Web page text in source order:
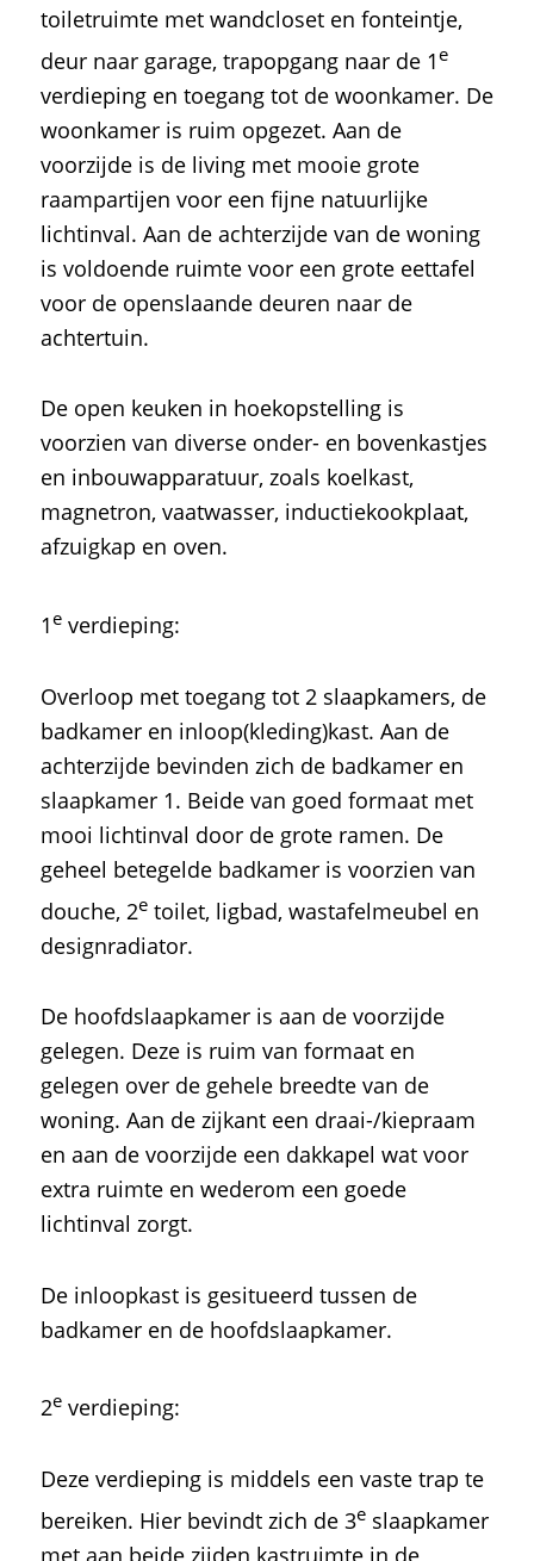
toiletruimte met wandcloset en fonteintje,
deur naar garage, trapopgang naar de 1e
verdieping en toegang tot de woonkamer. De
woonkamer is ruim opgezet. Aan de
voorzijde is de living met mooie grote
raampartijen voor een fijne natuurlijke
lichtinval. Aan de achterzijde van de woning
is voldoende ruimte voor een grote eettafel
voor de openslaande deuren naar de
achtertuin.
De open keuken in hoekopstelling is
voorzien van diverse onder- en bovenkastjes
en inbouwapparatuur, zoals koelkast,
magnetron, vaatwasser, inductiekookplaat,
afzuigkap en oven.
1everdieping:
Overloop met toegang tot 2 slaapkamers, de
badkamer en inloop(kleding)kast. Aan de
achterzijde bevinden zich de badkamer en
slaapkamer 1. Beide van goed formaat met
mooi lichtinval door de grote ramen. De
geheel betegelde badkamer is voorzien van
douche, 2etoilet, ligbad, wastafelmeubel en
designradiator.
De hoofdslaapkamer is aan de voorzijde
gelegen. Deze is ruim van formaat en
gelegen over de gehele breedte van de
woning. Aan de zijkant een draai-/kiepraam
en aan de voorzijde een dakkapel wat voor
extra ruimte en wederom een goede
lichtinval zorgt.
De inloopkast is gesitueerd tussen de
badkamer en de hoofdslaapkamer.
2everdieping:
Deze verdieping is middels een vaste trap te
bereiken. Hier bevindt zich de 3eslaapkamer
met aan beide zijden kastruimte in de